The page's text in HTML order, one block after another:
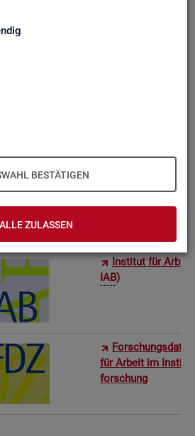
BESTÄTIGEN
ALLE ZULASSEN
In­sti­tut für
IAB)
für Ar­beit im
for­schung